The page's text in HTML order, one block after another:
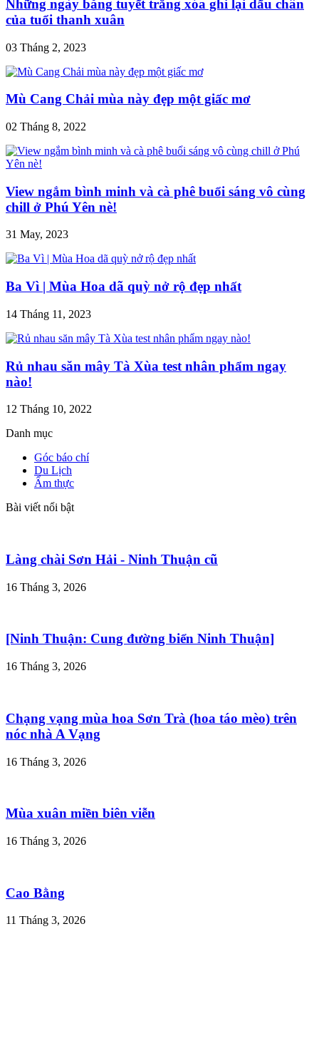
Những ngày băng tuyết trắng xóa ghi lại dấu chân
của tuổi thanh xuân
03 Tháng 2, 2023
Mù Cang Chải mùa này đẹp một giấc mơ
02 Tháng 8, 2022
View ngắm bình minh và cà phê buổi sáng vô cùng
chill ở Phú Yên nè!
31 May, 2023
Ba Vì | Mùa Hoa dã quỳ nở rộ đẹp nhất
14 Tháng 11, 2023
Rủ nhau săn mây Tà Xùa test nhân phẩm ngay
nào!
12 Tháng 10, 2022
Danh mục
Góc báo chí
Du Lịch
Ẩm thực
Bài viết nổi bật
Làng chài Sơn Hải - Ninh Thuận cũ
16 Tháng 3, 2026
[Ninh Thuận: Cung đường biển Ninh Thuận]
16 Tháng 3, 2026
Chạng vạng mùa hoa Sơn Trà (hoa táo mèo) trên
nóc nhà A Vạng
16 Tháng 3, 2026
Mùa xuân miền biên viễn
16 Tháng 3, 2026
Cao Bằng
11 Tháng 3, 2026